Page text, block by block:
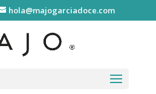
hola@majogarciadoce.com